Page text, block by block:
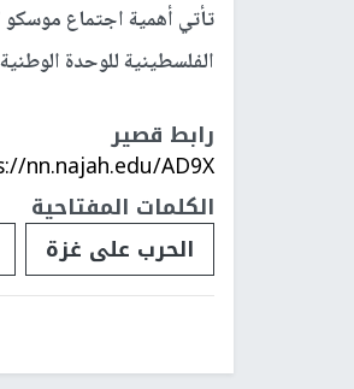
تأتي أهمية اجتماع
الفلسطينية للوحدة
رابط قصير
nn.najah.edu/AD9X/
الكلمات المفتاحية
الحرب على غزة